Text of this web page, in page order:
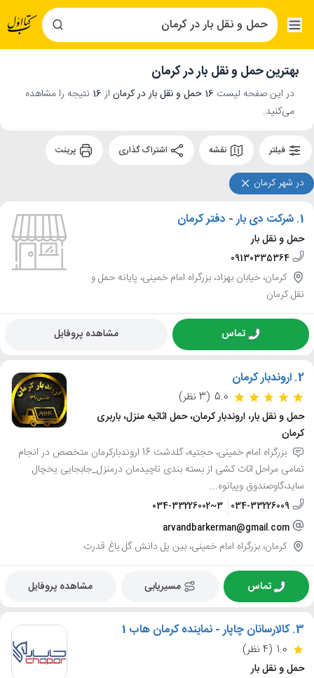
بهترین حمل و نقل بار در کرمان
در این صفحه لیست 16 حمل و نقل بار در کرمان از 16 نتیجه را مشاهده
می‌کنید.
فیلتر نقشه
در شهر کرمان
1. شرکت دی بار - دفتر کرمان
حمل و نقل بار
09130335364
کرمان، خیابان بهزاد، بزرگراه امام خمینی، پایانه حمل و
نقل کرمان
تماس مشاهده پروفایل
2. اروندبار کرمان
5.0 (3 نظر)
حمل و نقل بار، اروندبار کرمان، حمل اثاثیه منزل، باربری
کرمان
بزرگراه امام خمینی، حجتیه، گلدشت 16 اروندبارکرمان متخصص در انجام
تمامی مراحل اثاث کشی از بسته بندی تاچیدمان درمنزل_جابجایی یخچال
ساید،گاوصندوق وپیانوه...
034-33226009
034-33226002~3
arvandbarkerman@gmail.com
کرمان، بزرگراه امام خمینی، بین پل دانش گل باغ قدرت
تماس مسیریابی مشاهده پروفایل
3. کالارسانان چاپار - نماینده کرمان هاب 1
1.0 (4 نظر)
حمل و نقل بار